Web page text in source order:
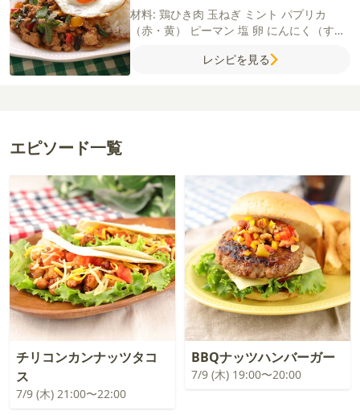
材料: 鶏ひき肉 玉ねぎ ミント パプリカ
（赤・黄）
ピーマン 塩 卵 にんにく（すり
【A】水しょうゆオイスターソ
レシピを見る
エピソード一覧
チリコンカンナッツタコ
ス
7/9 (木) 21:00〜22:00
BBQナッツハンバーガー
7/9 (木) 19:00〜20:00